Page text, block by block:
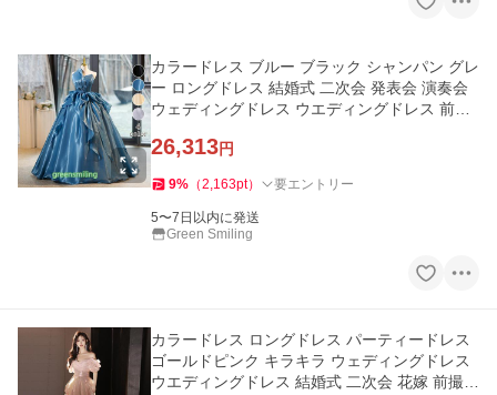
カラードレス ブルー ブラック シャンパン グレ
ー ロングドレス 結婚式 二次会 発表会 演奏会
ウェディングドレス ウエディングドレス 前撮
26,313円
9% （2,163pt） 要エントリー
5〜7日以内に発送
Green Smiling
カラードレス ロングドレス パーティードレス
ゴールドピンク キラキラ ウェディングドレス
ウエディングドレス 結婚式 二次会 花嫁 前撮り